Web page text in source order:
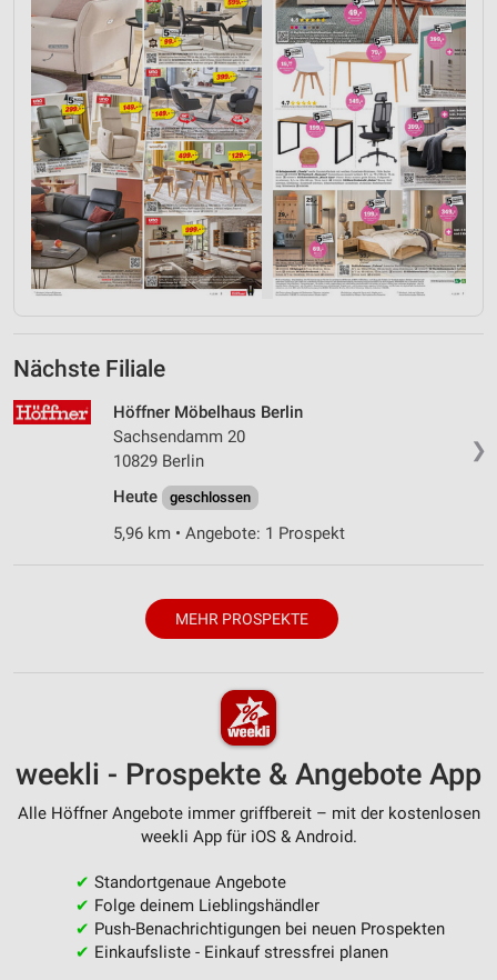
Nächste Filiale
❯
Höffner Möbelhaus Berlin
Sachsendamm 20
10829 Berlin
Heute
geschlossen
5,96 km • Angebote: 1 Prospekt
MEHR PROSPEKTE
weekli - Prospekte & Angebote App
Alle Höffner Angebote immer griffbereit – mit der kostenlosen
weekli App für iOS & Android.
✔ Standortgenaue Angebote
✔ Folge deinem Lieblingshändler
✔ Push-Benachrichtigungen bei neuen Prospekten
✔ Einkaufsliste - Einkauf stressfrei planen